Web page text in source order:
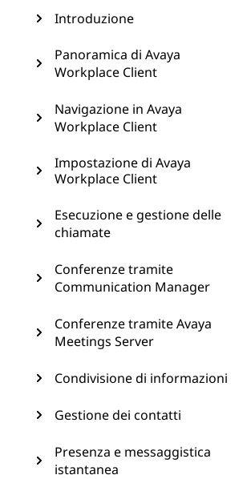
Introduzione
Panoramica di Avaya
Workplace Client
Navigazione in Avaya
Workplace Client
Impostazione di Avaya
Workplace Client
Esecuzione e gestione delle
chiamate
Conferenze tramite
Communication Manager
Conferenze tramite Avaya
Meetings Server
Condivisione di informazioni
Gestione dei contatti
Presenza e messaggistica
istantanea